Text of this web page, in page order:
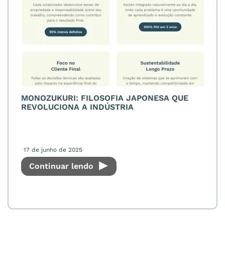
MONOZUKURI: FILOSOFIA JAPONESA QUE
REVOLUCIONA A INDÚSTRIA
17 de junho de 2025
Continuar lendo